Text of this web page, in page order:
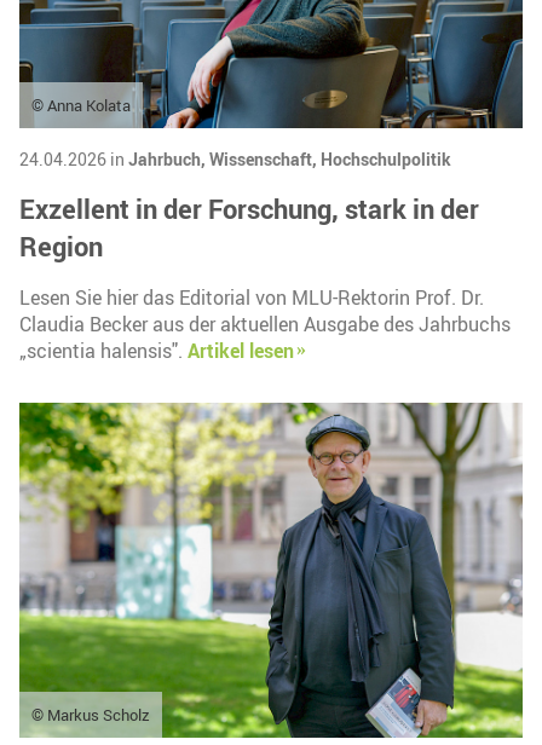
© Anna Kolata
24.04.2026 in Jahrbuch, Wissenschaft, Hochschulpolitik
Exzellent in der Forschung, stark in der
Region
Lesen Sie hier das Editorial von MLU-Rektorin Prof. Dr.
Claudia Becker aus der aktuellen Ausgabe des Jahrbuchs
„scientia halensis". Artikel lesen
© Markus Scholz